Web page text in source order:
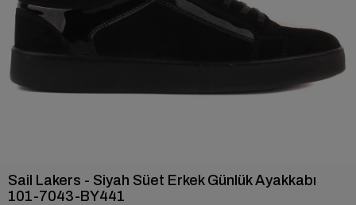
Sail Lakers - Siyah Süet Erkek Günlük Ayakkabı
101-7043-BY441